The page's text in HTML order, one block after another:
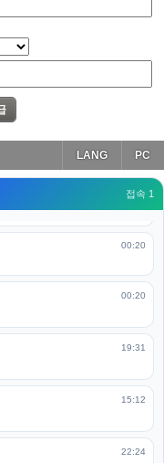
PC
LANG
접속 1
00:19
00:19
가 넘었었네요
00:20
00:20
19:31
15:12
22:24